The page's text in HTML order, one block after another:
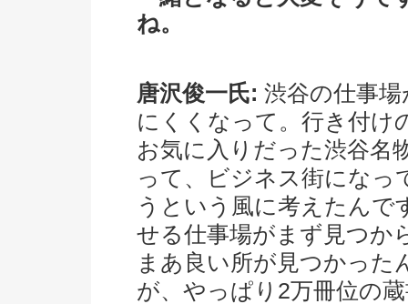
ね。
唐沢俊一氏: 渋谷の仕事
にくくなって。行き付け
お気に入りだった渋谷名
って、ビジネス街になっ
うという風に考えたんで
せる仕事場がまず見つか
まあ良い所が見つかった
が、やっぱり2万冊位の